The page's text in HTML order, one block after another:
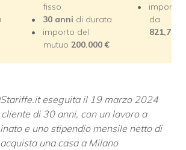
fisso
30 anni di durata
importo del
mutuo 200.000 €
importo
da
821,79
eseguita il 19 marzo 2024
di 30 anni, con un lavoro a
e uno stipendio mensile netto di
una casa a Milano